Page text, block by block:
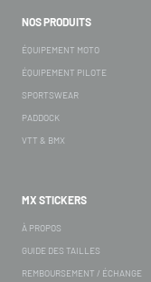
NOS PRODUITS
ÉQUIPEMENT MOTO
ÉQUIPEMENT PILOTE
SPORTSWEAR
PADDOCK
VTT & BMX
MX STICKERS
À PROPOS
GUIDE DES TAILLES
REMBOURSEMENT / ÉCHANGE